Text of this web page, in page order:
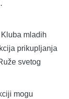
mladih
prikupljanja
svetog
mogu